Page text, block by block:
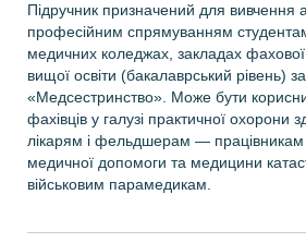
Підручник призначений для вивчення
професійним спрямуванням
медичних коледжах, закладах
вищої освіти (бакалаврський рівень)
«Медсестринство». Може бути
фахівців у галузі практичної охорони
лікарям і фельдшерам — працівникам
медичної допомоги та медицини
військовим парамедикам.